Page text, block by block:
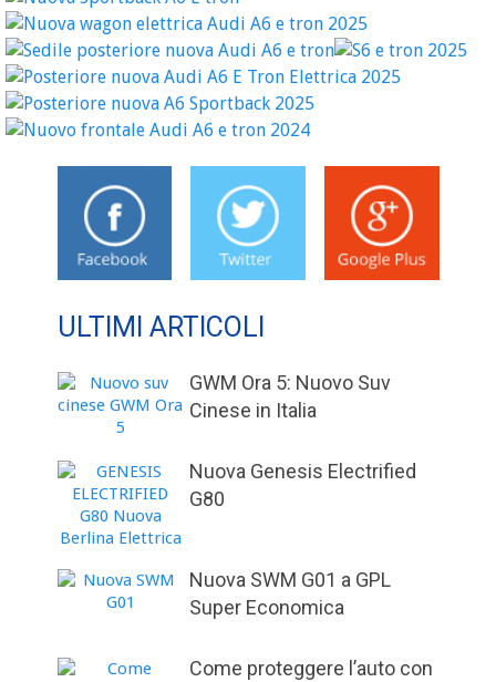
ULTIMI ARTICOLI
GWM Ora 5: Nuovo Suv
Cinese in Italia
Nuova Genesis Electrified
G80
Nuova SWM G01 a GPL
Super Economica
Come proteggere l’auto con